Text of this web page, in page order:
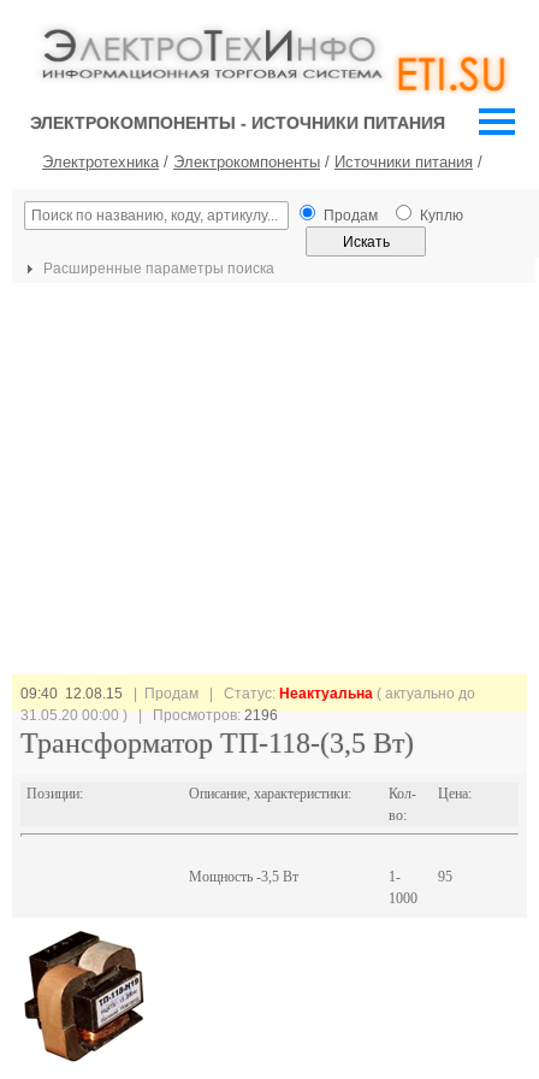
ЭЛЕКТРОКОМПОНЕНТЫ - ИСТОЧНИКИ ПИТАНИЯ
Электротехника/ Электрокомпоненты / Источники питания /
Продам Куплю
Расширенные параметры поиска
09:40 12.08.15 | Продам | Статус: Неактуальна ( актуально до
31.05.20 00:00 ) | Просмотров:2196
Трансформатор ТП-118-(3,5 Вт)
Позиции: Описание, характеристики:
Кол-
во:
Цена:
Мощность -3,5 Вт
1-
1000
95